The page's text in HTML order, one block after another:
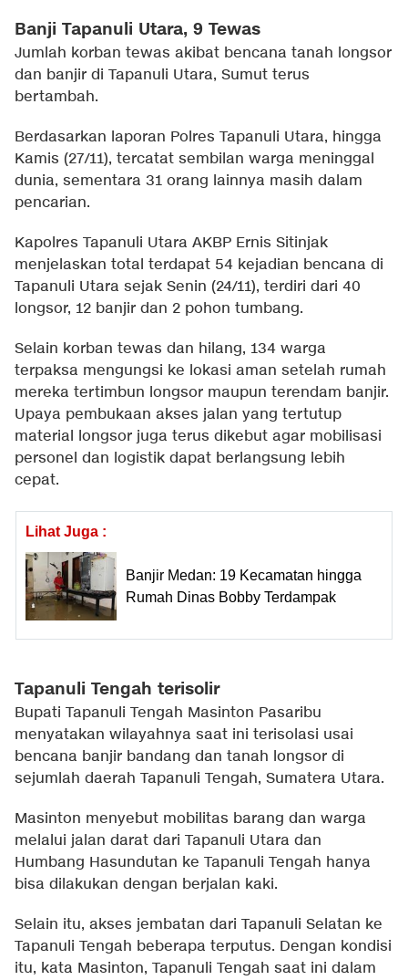
Banji Tapanuli Utara, 9 Tewas
Jumlah korban tewas akibat bencana tanah longsor
dan banjir di Tapanuli Utara, Sumut terus
bertambah.
Berdasarkan laporan Polres Tapanuli Utara, hingga
Kamis (27/11), tercatat sembilan warga meninggal
dunia, sementara 31 orang lainnya masih dalam
pencarian.
Kapolres Tapanuli Utara AKBP Ernis Sitinjak
menjelaskan total terdapat 54 kejadian bencana di
Tapanuli Utara sejak Senin (24/11), terdiri dari 40
longsor, 12 banjir dan 2 pohon tumbang.
Selain korban tewas dan hilang, 134 warga
terpaksa mengungsi ke lokasi aman setelah rumah
mereka tertimbun longsor maupun terendam banjir.
Upaya pembukaan akses jalan yang tertutup
material longsor juga terus dikebut agar mobilisasi
personel dan logistik dapat berlangsung lebih
cepat.
Lihat Juga :
Banjir Medan: 19 Kecamatan hingga
Rumah Dinas Bobby Terdampak
Tapanuli Tengah terisolir
Bupati Tapanuli Tengah Masinton Pasaribu
menyatakan wilayahnya saat ini terisolasi usai
bencana banjir bandang dan tanah longsor di
sejumlah daerah Tapanuli Tengah, Sumatera Utara.
Masinton menyebut mobilitas barang dan warga
melalui jalan darat dari Tapanuli Utara dan
Humbang Hasundutan ke Tapanuli Tengah hanya
bisa dilakukan dengan berjalan kaki.
Selain itu, akses jembatan dari Tapanuli Selatan ke
Tapanuli Tengah beberapa terputus. Dengan kondisi
itu, kata Masinton, Tapanuli Tengah saat ini dalam